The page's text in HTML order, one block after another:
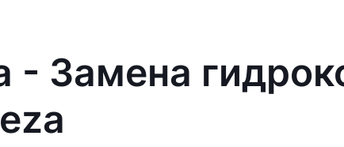
- Замена